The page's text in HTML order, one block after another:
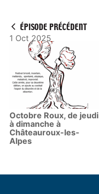
ÉPISODE PRÉCÉDENT
1 Oct 2025
Octobre Roux, de jeudi
à dimanche à
Châteauroux-les-
Alpes